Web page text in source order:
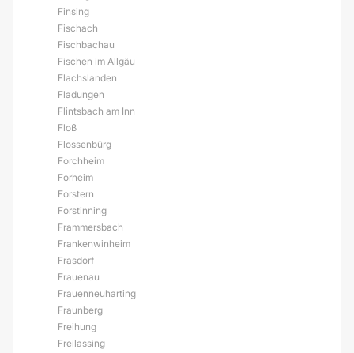
Finsing
Fischach
Fischbachau
Fischen im Allgäu
Flachslanden
Fladungen
Flintsbach am Inn
Floß
Flossenbürg
Forchheim
Forheim
Forstern
Forstinning
Frammersbach
Frankenwinheim
Frasdorf
Frauenau
Frauenneuharting
Fraunberg
Freihung
Freilassing